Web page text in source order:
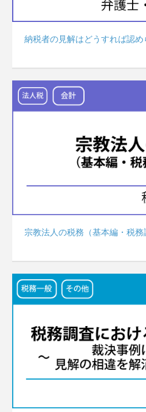
納税者の見解はどうすれば認
宗教法人の税務（基本編・税務